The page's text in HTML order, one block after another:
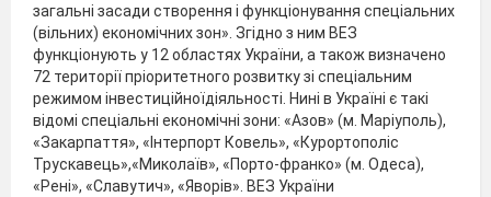
загальні засади створення і функціонування спеціальних
(вільних) економічних зон». Згідно з ним ВЕЗ
функціонують у 12 областях України, а також визначено
72 території пріоритетного розвитку зі спеціальним
режимом інвестиційноїдіяльності. Нині в Україні є такі
відомі спеціальні економічні зони: «Азов» (м. Маріуполь),
«Закарпаття», «Інтерпорт Ковель», «Курортополіс
Трускавець»,«Миколаїв», «Порто-франко» (м. Одеса),
«Рені», «Славутич», «Яворів». ВЕЗ України